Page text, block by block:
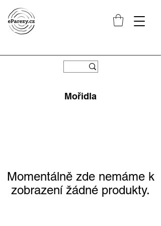
Mořidla
Momentálně zde nemáme k
zobrazení žádné produkty.